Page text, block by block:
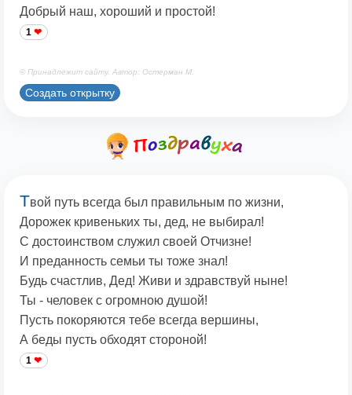
Добрый наш, хороший и простой!
1
© Принадлежит сайту. Автор: Остерман М.
Создать открытку
Твой путь всегда был правильным по жизни,
Дорожек кривеньких ты, дед, не выбирал!
С достоинством служил своей Отчизне!
И преданность семьи ты тоже знал!
Будь счастлив, Дед! Живи и здравствуй ныне!
Ты - человек с огромною душой!
Пусть покоряются тебе всегда вершины,
А беды пусть обходят стороной!
1